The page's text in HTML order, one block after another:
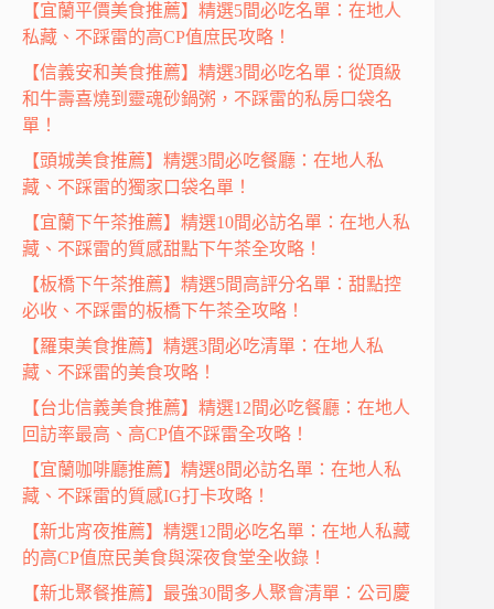
【宜蘭平價美食推薦】精選5間必吃名單：在地人
私藏、不踩雷的高CP值庶民攻略！
【信義安和美食推薦】精選3間必吃名單：從頂級
和牛壽喜燒到靈魂砂鍋粥，不踩雷的私房口袋名
單！
【頭城美食推薦】精選3間必吃餐廳：在地人私
藏、不踩雷的獨家口袋名單！
【宜蘭下午茶推薦】精選10間必訪名單：在地人私
藏、不踩雷的質感甜點下午茶全攻略！
【板橋下午茶推薦】精選5間高評分名單：甜點控
必收、不踩雷的板橋下午茶全攻略！
【羅東美食推薦】精選3間必吃清單：在地人私
藏、不踩雷的美食攻略！
【台北信義美食推薦】精選12間必吃餐廳：在地人
回訪率最高、高CP值不踩雷全攻略！
【宜蘭咖啡廳推薦】精選8間必訪名單：在地人私
藏、不踩雷的質感IG打卡攻略！
【新北宵夜推薦】精選12間必吃名單：在地人私藏
的高CP值庶民美食與深夜食堂全收錄！
【新北聚餐推薦】最強30間多人聚會清單：公司慶